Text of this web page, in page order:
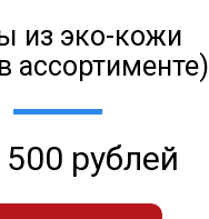
из эко-кожи
ассортименте)
500 рублей